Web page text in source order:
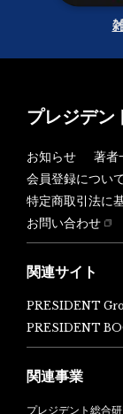
プレジデン
お知らせ 著者
会員登録につい
特定商取引法に
お問い合わせ
関連サイト
PRESIDENT
PRESIDENT
関連事業
プレジデント総合